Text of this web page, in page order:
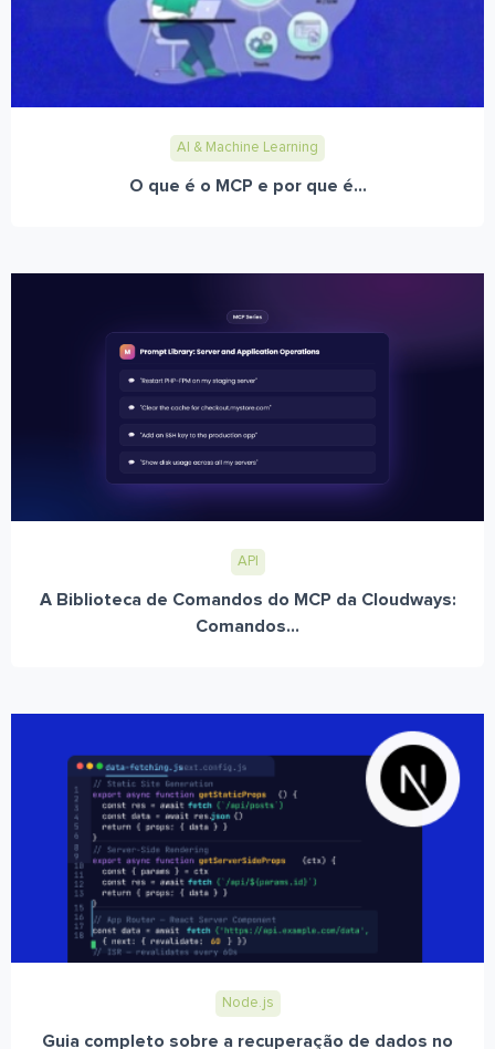
AI & Machine Learning
O que é o MCP e por que é...
API
A Biblioteca de Comandos do MCP da Cloudways:
Comandos...
Node.js
Guia completo sobre a recuperação de dados no